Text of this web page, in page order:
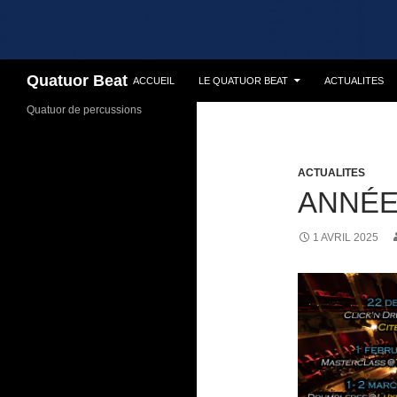
Quatuor Beat ACCUEIL LE QUATUOR BEAT ACTUALITES
ACTUALITES
1 AVRIL 2025
Quatuor de percussions